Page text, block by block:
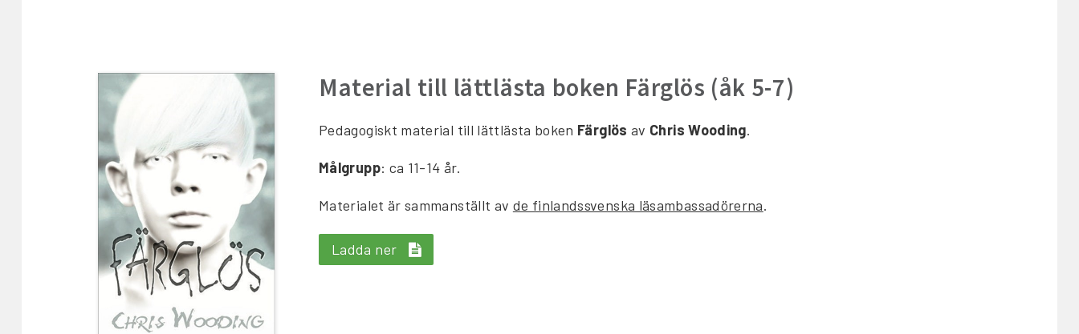
Material till lättlästa boken Färglös (åk 5-7)
Pedagogiskt material till lättlästa boken Färglös av Chris Wooding.
Målgrupp: ca 11-14 år.
Materialet är sammanställt av de finlandssvenska läsambassadörerna.
Ladda ner